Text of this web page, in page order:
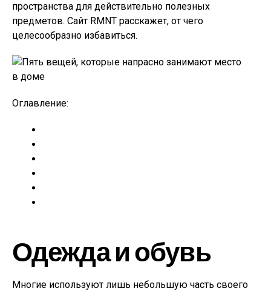
пространства для действительно полезных
предметов. Сайт RMNT расскажет, от чего
целесообразно избавиться.
Оглавление:
Одежда и обувь
Многие используют лишь небольшую часть своего